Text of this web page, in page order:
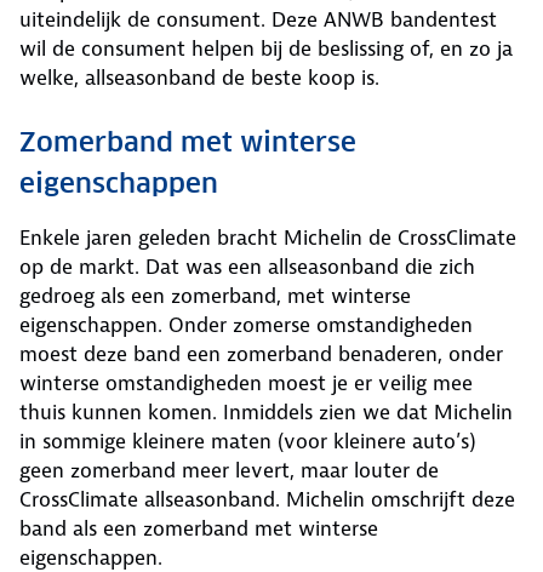
uiteindelijk de consument. Deze ANWB bandentest
wil de consument helpen bij de beslissing of, en zo ja
welke, allseasonband de beste koop is.
Zomerband met winterse
eigenschappen
Enkele jaren geleden bracht Michelin de CrossClimate
op de markt. Dat was een allseasonband die zich
gedroeg als een zomerband, met winterse
eigenschappen. Onder zomerse omstandigheden
moest deze band een zomerband benaderen, onder
winterse omstandigheden moest je er veilig mee
thuis kunnen komen. Inmiddels zien we dat Michelin
in sommige kleinere maten (voor kleinere auto’s)
geen zomerband meer levert, maar louter de
CrossClimate allseasonband. Michelin omschrijft deze
band als een zomerband met winterse
eigenschappen.